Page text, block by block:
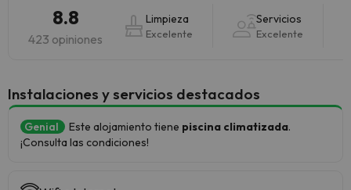
8.8
423 opiniones
Limpieza
Excelente
Servicios
Excelente
Instalaciones y servicios destacados
Genial Este alojamiento tiene piscina climatizada.
¡Consulta las condiciones!